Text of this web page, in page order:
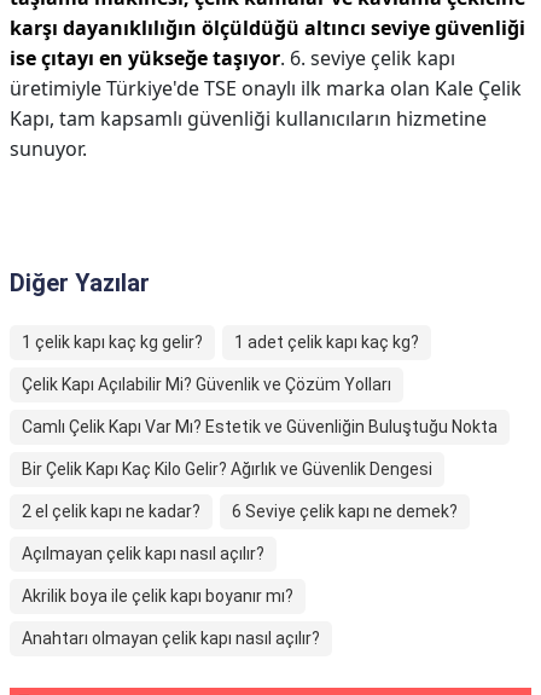
karşı dayanıklılığın ölçüldüğü altıncı seviye güvenliği
ise çıtayı en yükseğe taşıyor. 6. seviye çelik kapı
üretimiyle Türkiye'de TSE onaylı ilk marka olan Kale Çelik
Kapı, tam kapsamlı güvenliği kullanıcıların hizmetine
sunuyor.
Diğer Yazılar
1 çelik kapı kaç kg gelir? 1 adet çelik kapı kaç kg?
Çelik Kapı Açılabilir Mi? Güvenlik ve Çözüm Yolları
Camlı Çelik Kapı Var Mı? Estetik ve Güvenliğin Buluştuğu Nokta
Bir Çelik Kapı Kaç Kilo Gelir? Ağırlık ve Güvenlik Dengesi
2 el çelik kapı ne kadar? 6 Seviye çelik kapı ne demek?
Açılmayan çelik kapı nasıl açılır?
Akrilik boya ile çelik kapı boyanır mı?
Anahtarı olmayan çelik kapı nasıl açılır?